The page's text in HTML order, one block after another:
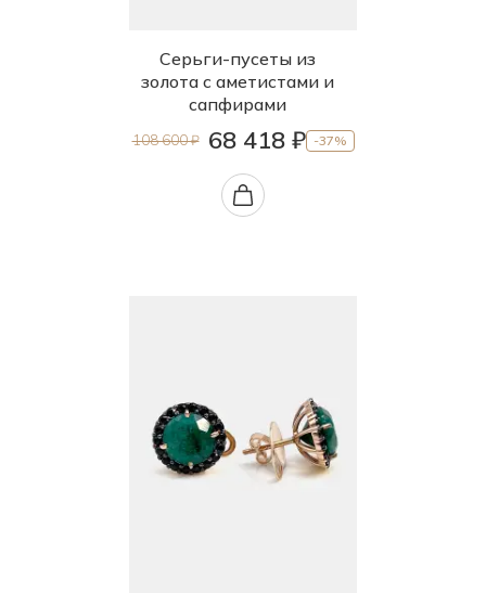
Серьги-пусеты из
золота с аметистами и
сапфирами
108 600 ₽ 68 418 ₽ -37%